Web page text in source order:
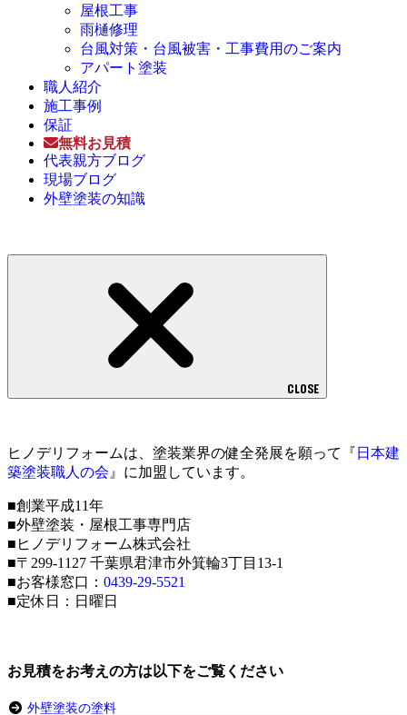
屋根工事
雨樋修理
台風対策・台風被害・工事費用のご案内
アパート塗装
職人紹介
施工事例
保証
無料お見積
代表親方ブログ
現場ブログ
外壁塗装の知識
CLOSE
ヒノデリフォームは、塗装業界の健全発展を願って『 日本建
築塗装職人の会 』に加盟しています。
■創業平成11年
■外壁塗装・屋根工事専門店
■ヒノデリフォーム株式会社
■〒299-1127 千葉県君津市外箕輪3丁目13-1
■お客様窓口： 0439-29-5521
■定休日：日曜日
お見積をお考えの方は以下をご覧ください
外壁塗装の塗料